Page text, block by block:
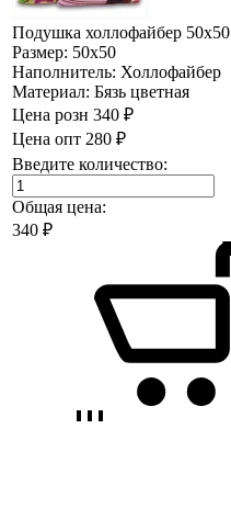
Подушка холлофайбер 50х50
Размер: 50х50
Наполнитель: Холлофайбер
Материал: Бязь цветная
Цена розн 340 ₽
Цена опт 280 ₽
Введите количество:
Общая цена:
340 ₽